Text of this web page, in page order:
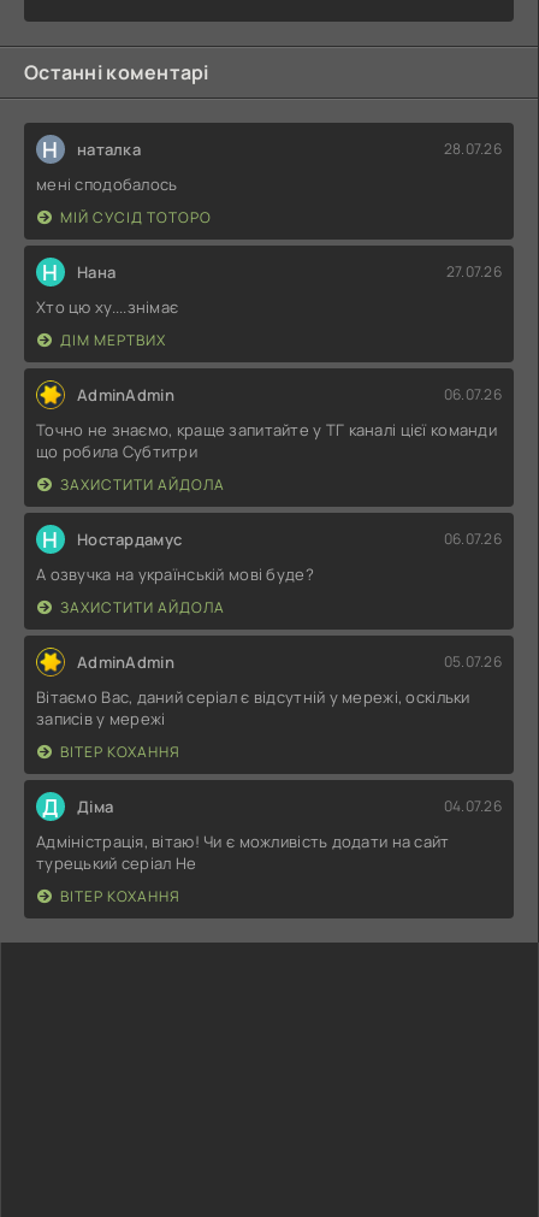
Останні коментарі
Н наталка 28.07.26
мені сподобалось
МІЙ СУСІД ТОТОРО
Н Нана 27.07.26
Хто цю ху....знімає
ДІМ МЕРТВИХ
AdminAdmin 06.07.26
Точно не знаємо, краще запитайте у ТГ каналі цієї команди
що робила Субтитри
ЗАХИСТИТИ АЙДОЛА
Н Ностардамус 06.07.26
А озвучка на українській мові буде?
ЗАХИСТИТИ АЙДОЛА
AdminAdmin 05.07.26
Вітаємо Вас, даний серіал є відсутній у мережі, оскільки
записів у мережі
ВІТЕР КОХАННЯ
Д Діма 04.07.26
Адміністрація, вітаю! Чи є можливість додати на сайт
турецький серіал Не
ВІТЕР КОХАННЯ